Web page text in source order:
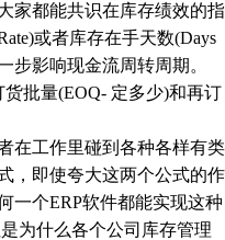
都能共识在库存绩效的指
或者库存在手天数(Days
步影响现金流周转周期。
批量(EOQ- 定多少)和再订
工作里碰到各种各样有类
，即使夸大这两个公式的作
一个ERP软件都能实现这种
为什么各个公司库存管理